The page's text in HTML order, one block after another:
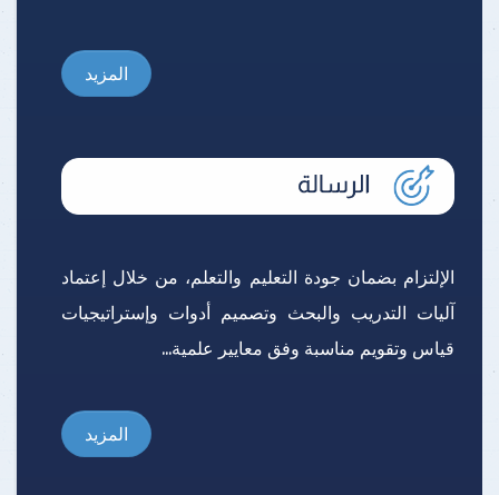
المزيد
الإلتزام بضمان جودة التعليم والتعلم، من خلال إعتماد
آليات التدريب والبحث وتصميم أدوات وإستراتيجيات
قياس وتقويم مناسبة وفق معايير علمية...
المزيد